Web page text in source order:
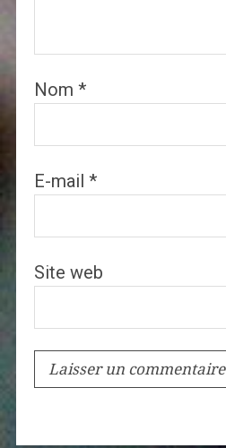
Nom *
E-mail *
Site web